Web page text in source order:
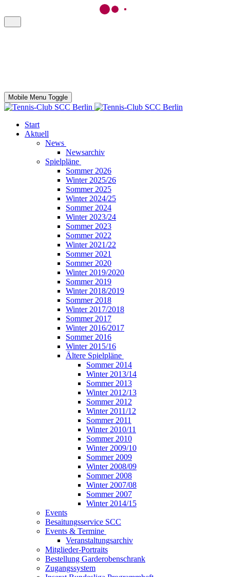
Mobile Menu Toggle
Start
Aktuell
News
Newsarchiv
Spielpläne
Sommer 2026
Winter 2025/26
Sommer 2025
Winter 2024/25
Sommer 2024
Winter 2023/24
Sommer 2023
Sommer 2022
Winter 2021/22
Sommer 2021
Sommer 2020
Winter 2019/2020
Sommer 2019
Winter 2018/2019
Sommer 2018
Winter 2017/2018
Sommer 2017
Winter 2016/2017
Sommer 2016
Winter 2015/16
Ältere Spielpläne
Sommer 2014
Winter 2013/14
Sommer 2013
Winter 2012/13
Sommer 2012
Winter 2011/12
Sommer 2011
Winter 2010/11
Sommer 2010
Winter 2009/10
Sommer 2009
Winter 2008/09
Sommer 2008
Winter 2007/08
Sommer 2007
Winter 2014/15
Events
Besaitungsservice SCC
Events & Termine
Veranstaltungsarchiv
Mitglieder-Portraits
Bestellung Garderobenschrank
Zugangssystem